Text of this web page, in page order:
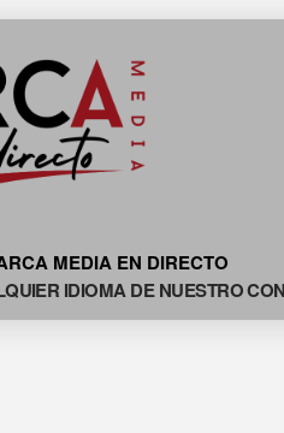
MEDIA EN DIRECTO
IDIOMA DE NUESTRO